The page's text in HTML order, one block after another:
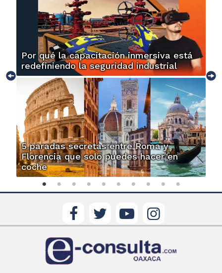
Por qué la capacitación inmersiva está
redefiniendo la seguridad industrial
5 paradas secretas entre Roma y
Florencia que solo puedes hacer en
coche